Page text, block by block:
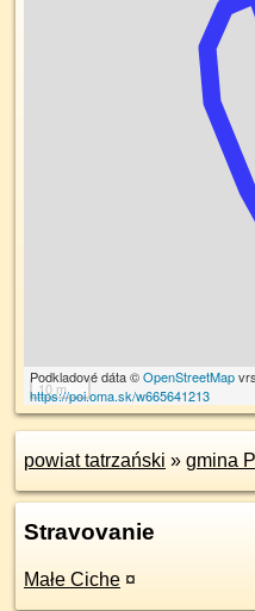
10 m
Podkladové dáta ©OpenStreetMap
https://poi.oma.sk/w665641213
powiat tatrzański » gmina
Stravovanie
Małe Ciche ¤